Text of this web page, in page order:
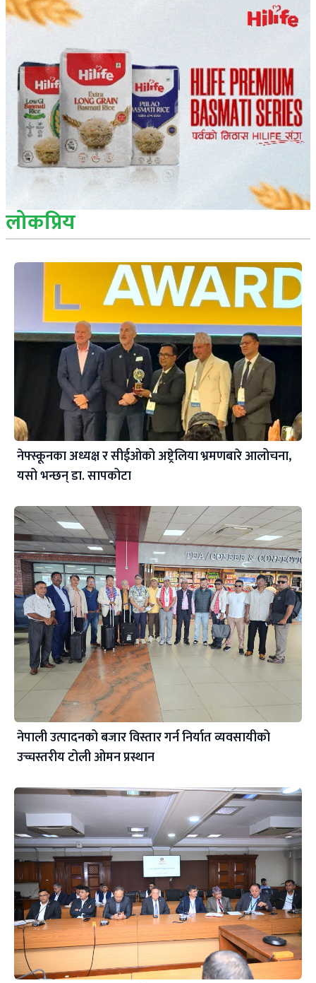
लोकप्रिय
नेफ्स्कूनका अध्यक्ष र सीईओको अष्ट्रेलिया भ्रमणबारे आलोचना,
यसो भन्छन् डा‍. सापकोटा
नेपाली उत्पादनको बजार विस्तार गर्न निर्यात व्यवसायीको
उच्चस्तरीय टोली ओमन प्रस्थान